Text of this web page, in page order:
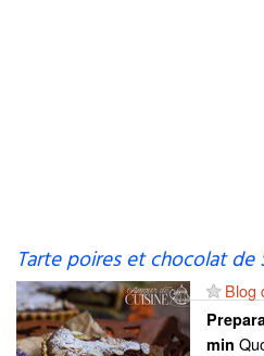
Tarte poires et chocolat de
Blog
min